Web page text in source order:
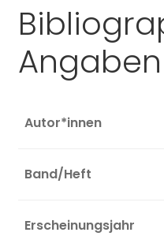
Angaben
Autor*innen
Band/Heft
Erscheinungsjahr